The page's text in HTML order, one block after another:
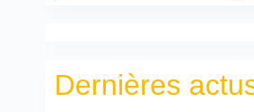
Dernières